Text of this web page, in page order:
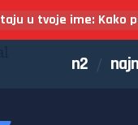
u tvoje ime: Kako
n2